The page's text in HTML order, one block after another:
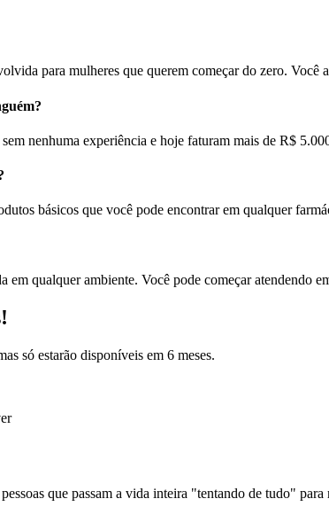
para mulheres que querem começar do zero. Você
nenhuma experiência e hoje faturam mais de R$
básicos que você pode encontrar em qualquer
em qualquer ambiente. Você pode começar atendendo
só estarão disponíveis em 6 meses.
que passam a vida inteira "tentando de tudo"